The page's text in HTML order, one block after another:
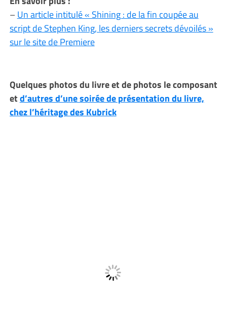
–Un article intitulé « Shining : de la fin coupée au
script de Stephen King, les derniers secrets dévoilés »
sur le site de Premiere
Quelques photos du livre et de photos le composant
etd’autres d’une soirée de présentation du livre,
chez l’héritage des Kubrick